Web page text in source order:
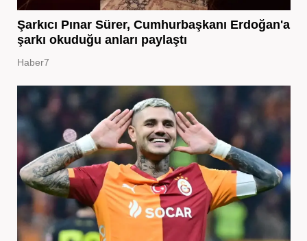
Şarkıcı Pınar Sürer, Cumhurbaşkanı Erdoğan'a
şarkı okuduğu anları paylaştı
Haber7